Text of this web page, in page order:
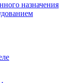
назначения